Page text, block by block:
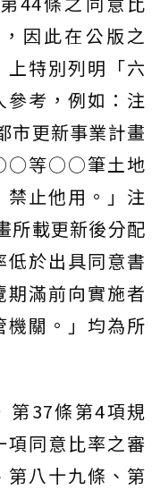
因此在公版之
上特別列明「六
參考，例如：注
市更新事業計畫
○○等○○筆土地
禁止他用。」注
所載更新後分配
低於出具同意書
期滿前向實施者
機關。」均為所
第37條第4項規
項同意比率之審
第八十九條、第